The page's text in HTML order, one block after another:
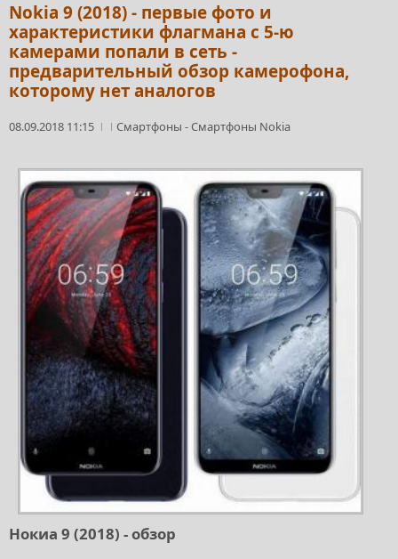
Nokia 9 (2018) - первые фото и
характеристики флагмана с 5-ю
камерами попали в сеть -
предварительный обзор камерофона,
которому нет аналогов
08.09.2018 11:15 Смартфоны -Смартфоны Nokia
Нокиа 9 (2018) - обзор